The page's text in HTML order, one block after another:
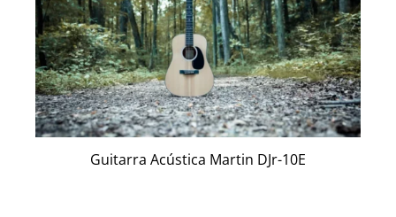
Guitarra Acústica Martin DJr-10E